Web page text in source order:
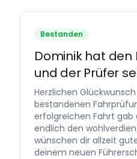
Bestanden
Dominik hat den
und der Prüfer
Herzlichen
bestandenen
erfolgreichen Fahrt gab
endlich den
wünschen dir allzeit
deinem neuen